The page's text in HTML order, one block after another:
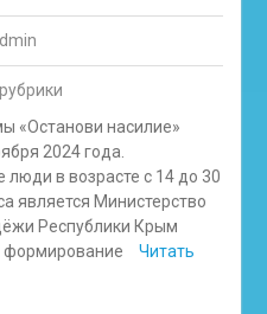
«Останови насилие»
2024 года.
в возрасте с 14 до 30
является Министерство
Республики Крым
формирование
Читать